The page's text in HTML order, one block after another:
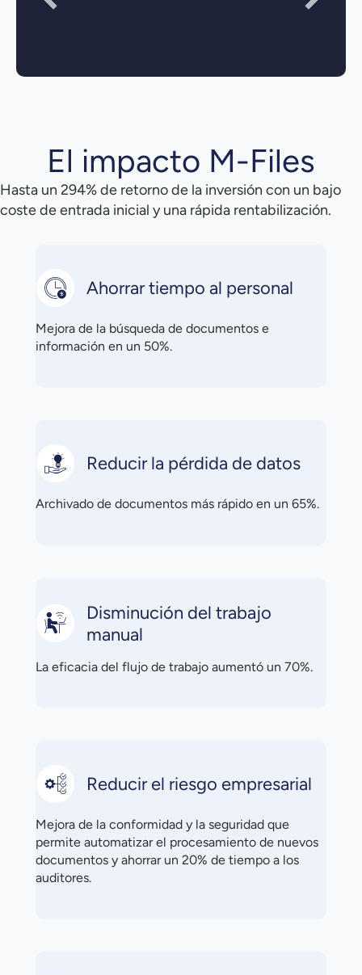
El impacto M-Files
Hasta un 294% de retorno de la inversión con un bajo
coste de entrada inicial y una rápida rentabilización.
Ahorrar tiempo al personal
Mejora de la búsqueda de documentos e
información en un 50%.
Reducir la pérdida de datos
Archivado de documentos más rápido en un 65%.
Disminución del trabajo
manual
La eficacia del flujo de trabajo aumentó un 70%.
Reducir el riesgo empresarial
Mejora de la conformidad y la seguridad que
permite automatizar el procesamiento de nuevos
documentos y ahorrar un 20% de tiempo a los
auditores.